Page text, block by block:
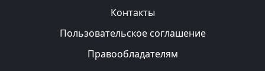
Контакты
Пользовательское соглашение
Правообладателям